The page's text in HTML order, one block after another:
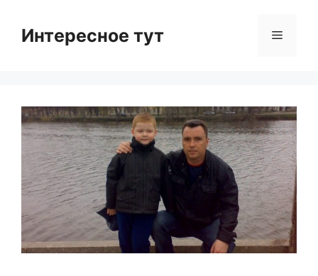
contentИнтересное тут Menu